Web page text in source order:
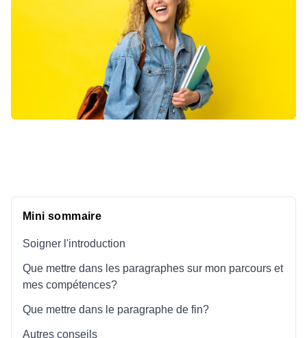
Mini sommaire
Soigner l'introduction
Que mettre dans les paragraphes sur mon parcours et
mes compétences?
Que mettre dans le paragraphe de fin?
Autres conseils